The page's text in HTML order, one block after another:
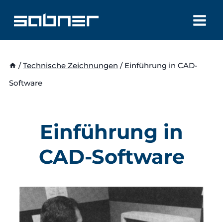
Inhalt
springen
/ Technische Zeichnungen / Einführung in CAD-
Software
Einführung in
CAD-Software